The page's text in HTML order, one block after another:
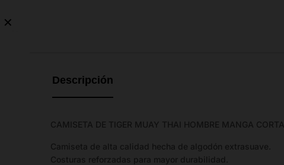
✕
disponible.
Descripción
CAMISETA DE TIGER MUAY THAI HOMBRE MANGA CORTA
Camiseta de alta calidad hecha de algodón extrasuave.
Costuras reforzadas para mayor durabilidad.